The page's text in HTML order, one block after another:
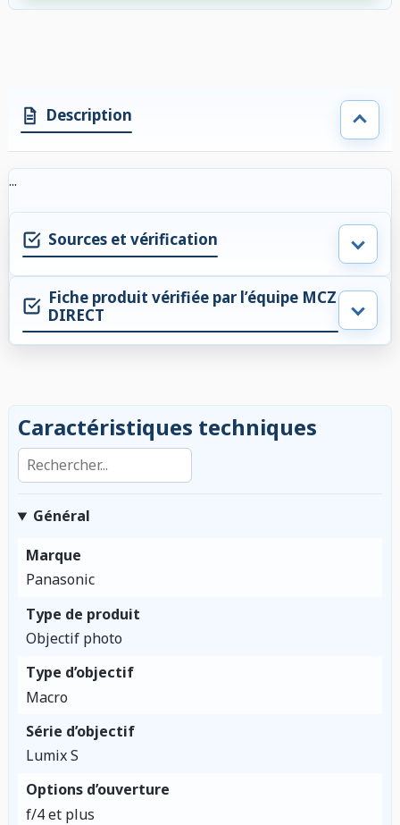
Description
...
Sources et vérification
Fiche produit vérifiée par l’équipe MCZ
DIRECT
Caractéristiques techniques
Rechercher dans les caractéristiques
Général
Marque
Panasonic
Type de produit
Objectif photo
Type d’objectif
Macro
Série d’objectif
Lumix S
Options d’ouverture
f/4 et plus